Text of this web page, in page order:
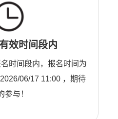
效时间段内
时间段内，报名时间为
06/17 11:00 ，期待
参与！